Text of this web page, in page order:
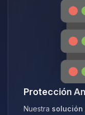
Protección
Nuestra solución